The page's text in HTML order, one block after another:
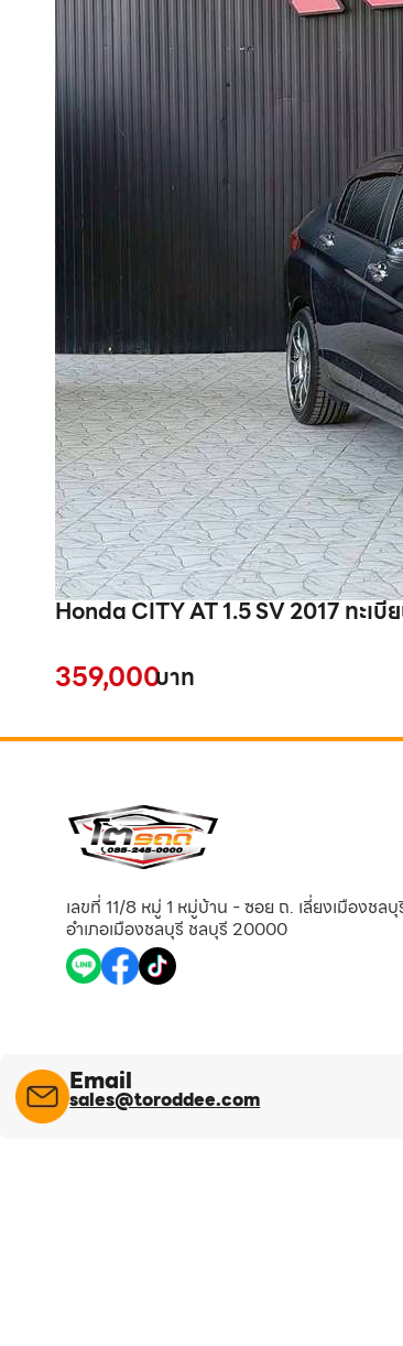
Honda CITY AT 1.5 SV 2017 ทะเบี
359,000บาท
เลขที่ 11/8 หมู่ 1 หมู่บ้าน - ซอย ถ. เลี่ยงเมืองชล
อำเภอเมืองชลบุรี ชลบุรี 20000
Email
sales@toroddee.com